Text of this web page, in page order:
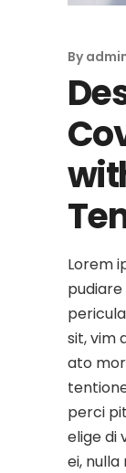
By
Lorem
pudiare
sit, vim
ato
perci
elige di
ei,